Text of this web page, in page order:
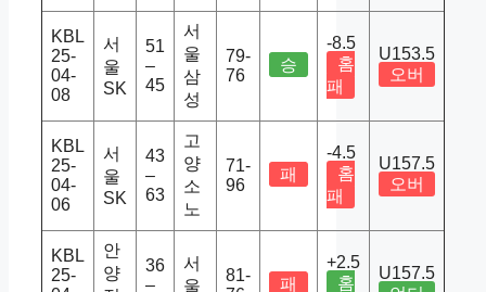
KBL
25-
04-
08
서
울
SK
51
–
45
서
울
삼
성
79-
76
승
-8.5
홈
패
U153.5
오버
KBL
25-
04-
06
서
울
SK
43
–
63
고
양
소
노
71-
96
패
-4.5
홈
패
U157.5
오버
KBL
25-
안
양
36
–
서
울
81-
패
+2.5
홈
U157.5